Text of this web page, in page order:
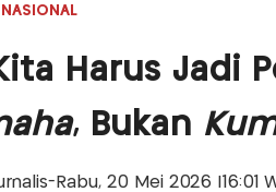
NASIONAL
Harus Jadi
, Bukan
Rabu, 20 Mei 2026 |16:01